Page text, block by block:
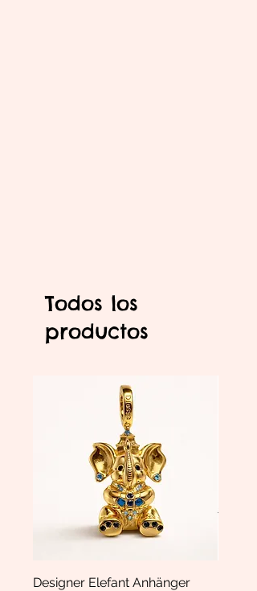
Todos los
productos
Designer Elefant Anhänger